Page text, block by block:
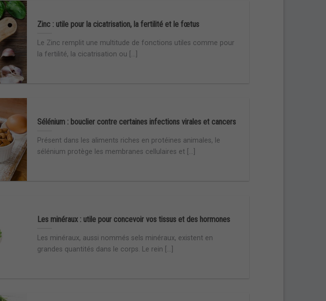
Zinc : utile pour la cicatrisation, la fertilité et le fœtus
Le Zinc remplit une multitude de fonctions utiles comme pour
la fertilité, la cicatrisation ou [...]
Sélénium : bouclier contre certaines infections virales et cancers
Présent dans les aliments riches en protéines animales, le
sélénium protège les membranes cellulaires et [...]
Les minéraux : utile pour concevoir vos tissus et des hormones
Les minéraux, aussi nommés sels minéraux, existent en
grandes quantités dans le corps. Le rein [...]